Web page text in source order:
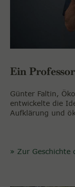
Ein Professor
Günter Faltin,
entwickelte die
Aufklärung und
» Zur Geschichte